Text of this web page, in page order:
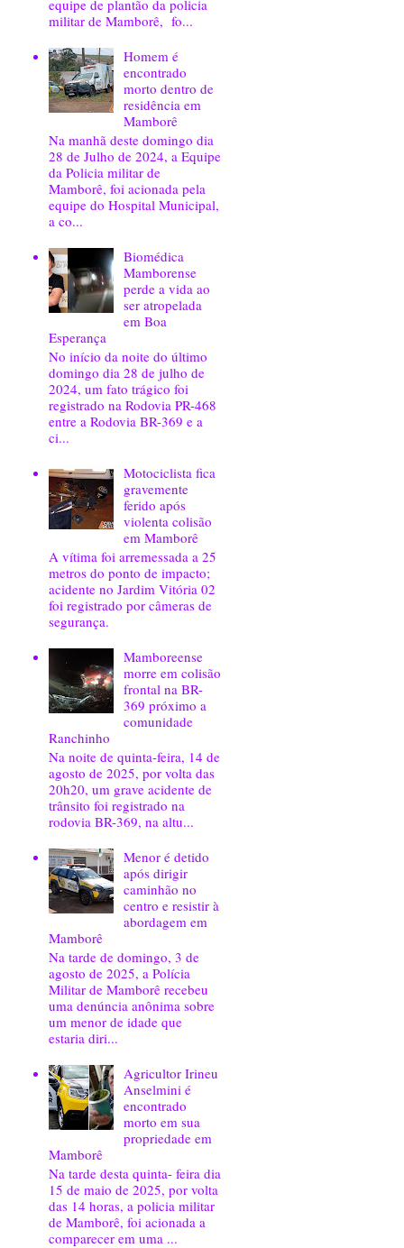
equipe de plantão da policia
militar de Mamborê, fo...
Homem é
encontrado
morto dentro de
residência em
Mamborê
Na manhã deste domingo dia
28 de Julho de 2024, a Equipe
da Policia militar de
Mamborê, foi acionada pela
equipe do Hospital Municipal,
a co...
Biomédica
Mamborense
perde a vida ao
ser atropelada
em Boa
Esperança
No início da noite do último
domingo dia 28 de julho de
2024, um fato trágico foi
registrado na Rodovia PR-468
entre a Rodovia BR-369 e a
ci...
Motociclista fica
gravemente
ferido após
violenta colisão
em Mamborê
A vítima foi arremessada a 25
metros do ponto de impacto;
acidente no Jardim Vitória 02
foi registrado por câmeras de
segurança.
Mamboreense
morre em colisão
frontal na BR-
369 próximo a
comunidade
Ranchinho
Na noite de quinta-feira, 14 de
agosto de 2025, por volta das
20h20, um grave acidente de
trânsito foi registrado na
rodovia BR-369, na altu...
Menor é detido
após dirigir
caminhão no
centro e resistir à
abordagem em
Mamborê
Na tarde de domingo, 3 de
agosto de 2025, a Polícia
Militar de Mamborê recebeu
uma denúncia anônima sobre
um menor de idade que
estaria diri...
Agricultor Irineu
Anselmini é
encontrado
morto em sua
propriedade em
Mamborê
Na tarde desta quinta- feira dia
15 de maio de 2025, por volta
das 14 horas, a policia militar
de Mamborê, foi acionada a
comparecer em uma ...